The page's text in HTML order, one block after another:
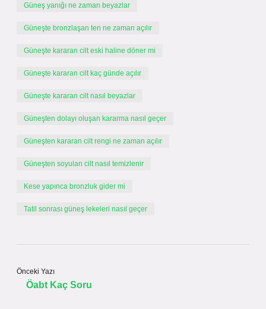
Güneş yanığı ne zaman beyazlar
Güneşte bronzlaşan ten ne zaman açılır
Güneşte kararan cilt eski haline döner mi
Güneşte kararan cilt kaç günde açılır
Güneşte kararan cilt nasıl beyazlar
Güneşten dolayı oluşan kararma nasıl geçer
Güneşten kararan cilt rengi ne zaman açılır
Güneşten soyulan cilt nasıl temizlenir
Kese yapınca bronzluk gider mi
Tatil sonrası güneş lekeleri nasıl geçer
Önceki Yazı
Öabt Kaç Soru